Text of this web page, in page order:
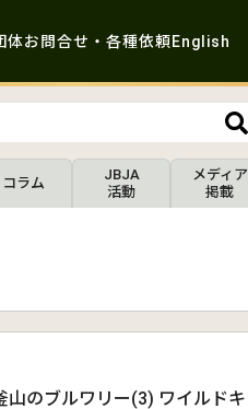
体お問合せ・各種依頼English
コラム
JBJA
活動
メディア
掲載
山のブルワリー(3) ワイルド